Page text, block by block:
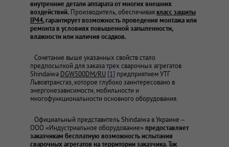
внутренние детали аппарата от многих внешних
воздействий. Производитель, обеспечиваякласс защиты
IP44, гарантирует возможность проведения монтажа или
ремонта в условиях повышенной запыленности,
влажности или наличия осадков.
Сочетание выше указанных свойств стало
предпосылкой для заказа трех сварочных агрегатов
Shindaiwa DGW500DM/RU [1] предприятием УТГ
Львовтрансгаз, которое глубоко заинтересовано в
энергонезависимости, мобильности и
многофункциональности основного оборудования.
Официальный представитель Shindaiwa в Украине –
ООО «Индустриальное оборудование»предоставляет
заказчикам бесплатную возможность испытания
сварочных агрегатов на территории заказчика. Так